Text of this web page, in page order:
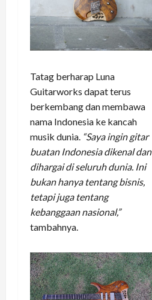
Tatag berharap Luna
Guitarworks dapat terus
berkembang dan membawa
nama Indonesia ke kancah
musik dunia. “Saya ingin gitar
buatan Indonesia dikenal dan
dihargai di seluruh dunia. Ini
bukan hanya tentang bisnis,
tetapi juga tentang
kebanggaan nasional,”
tambahnya.